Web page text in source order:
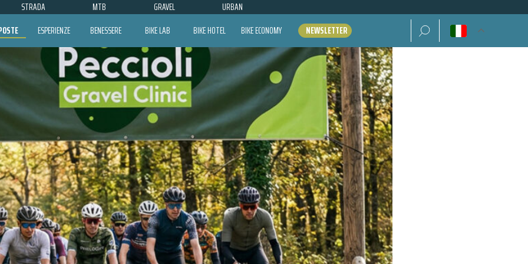
STRADA MTB GRAVEL URBAN
ESPERIENZE BENESSERE BIKE LAB BIKE HOTEL BIKE ECONOMY NEWSLETTER Ricerca per: